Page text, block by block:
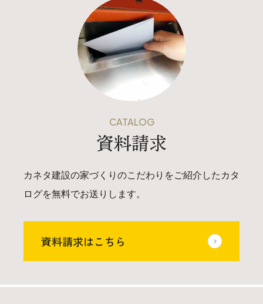
上越店
〒942-0072 新潟県上越市栄町2-11-40 1F
025-530-6711 (上越店)
0120-696-711 (フリーダイヤル)
CATALOG
資料請求
カネタ建設の家づくりのこだわりをご紹介したカタ
ログを無料でお送りします。
資料請求はこちら